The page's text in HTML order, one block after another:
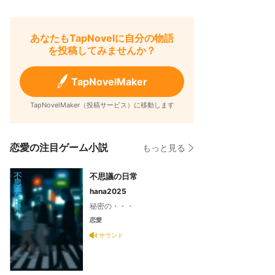
あなたもTapNovelに自分の物語
を投稿してみませんか？
TapNovelMaker
TapNovelMaker（投稿サービス）に移動します
恋愛の注目ゲーム小説 もっと見る
不思議の日常
hana2025
秘密の・・・
恋愛
サウンド